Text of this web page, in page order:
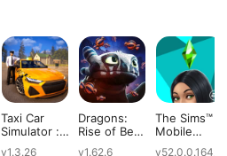
Taxi Car
Simulator :
v1.3.26
Dragons:
Rise of Berk
v1.62.6
The Sims™
Mobile